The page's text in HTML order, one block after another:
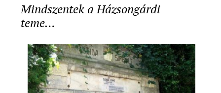
Mindszentek a Házsongárdi
teme…